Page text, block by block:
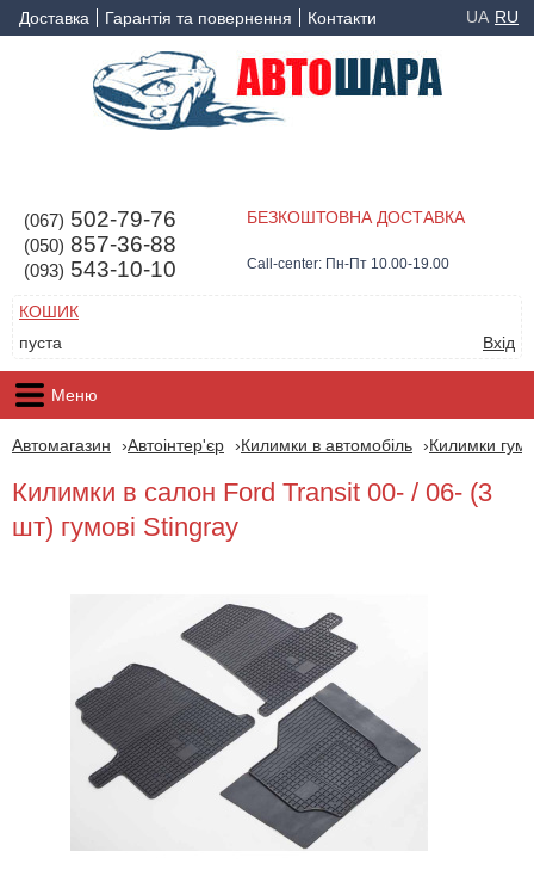
Доставка Гарантія та повернення Контакти UA RU
(067) 502-79-76
(050) 857-36-88
(093) 543-10-10
БЕЗКОШТОВНА ДОСТАВКА
Call-center: Пн-Пт 10.00-19.00
КОШИК
пуста
Вхід
Меню
Автомагазин Автоінтер'єр Килимки в автомобіль Килимки
Килимки в салон Ford Transit 00- / 06- (3
шт) гумові Stingray